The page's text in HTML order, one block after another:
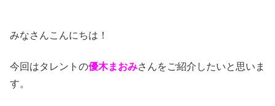
みなさんこんにちは！
今回はタレントの優木まおみさんをご紹介したいと思いま
す。